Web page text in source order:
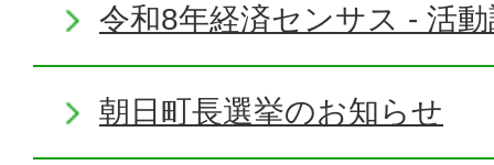
令和8年経済センサス - 活
朝日町長選挙のお知らせ